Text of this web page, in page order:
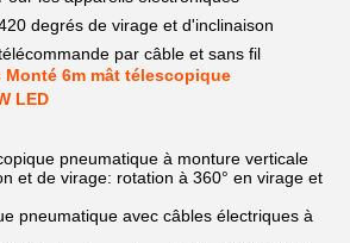
degrés de virage et d'inclinaison
par câble et sans fil
6m mât télescopique
LED
pneumatique à monture verticale
et de virage: rotation à 360° en virage et
pneumatique avec câbles électriques à